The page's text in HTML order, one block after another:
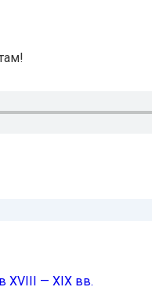
XVIII — XIX вв.